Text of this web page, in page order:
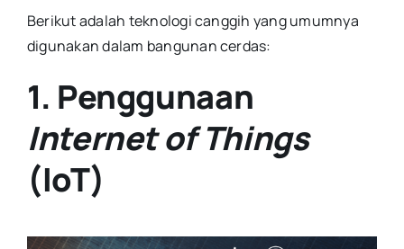
Berikut adalah teknologi canggih yang umumnya
digunakan dalam bangunan cerdas:
1. Penggunaan
Internet of Things
(IoT)